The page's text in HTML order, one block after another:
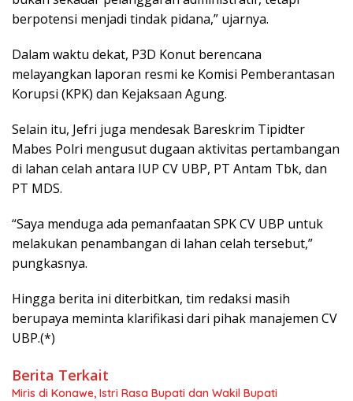
berpotensi menjadi tindak pidana,” ujarnya.
Dalam waktu dekat, P3D Konut berencana
melayangkan laporan resmi ke Komisi Pemberantasan
Korupsi (KPK) dan Kejaksaan Agung.
Selain itu, Jefri juga mendesak Bareskrim Tipidter
Mabes Polri mengusut dugaan aktivitas pertambangan
di lahan celah antara IUP CV UBP, PT Antam Tbk, dan
PT MDS.
“Saya menduga ada pemanfaatan SPK CV UBP untuk
melakukan penambangan di lahan celah tersebut,”
pungkasnya.
Hingga berita ini diterbitkan, tim redaksi masih
berupaya meminta klarifikasi dari pihak manajemen CV
UBP.(*)
Berita Terkait
Miris di Konawe, Istri Rasa Bupati dan Wakil Bupati